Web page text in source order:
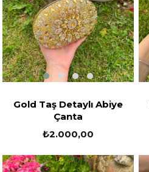
Gold Taş Detaylı Abiye
Çanta
₺2.000,00